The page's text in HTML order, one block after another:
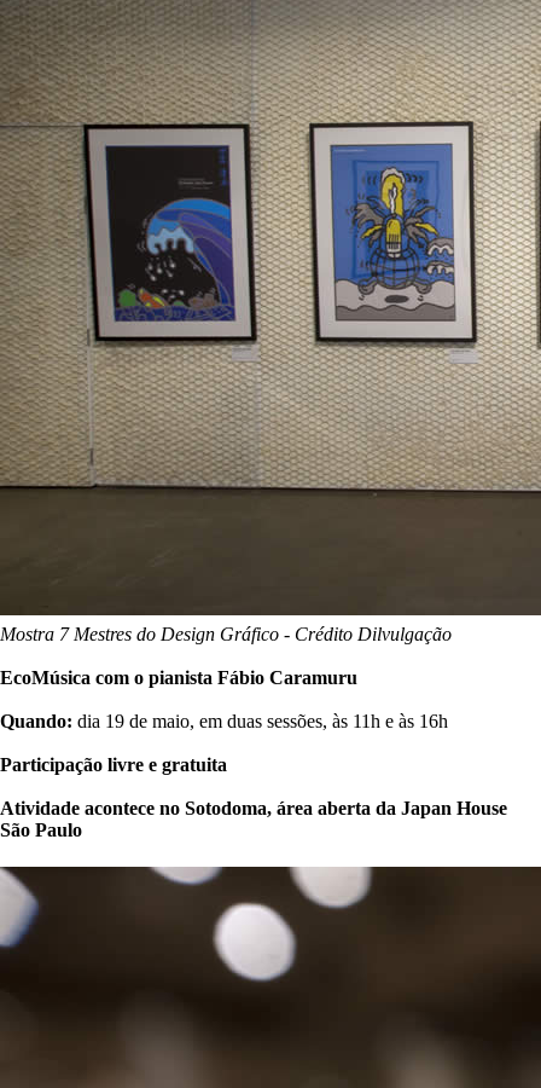
Mostra 7 Mestres do Design Gráfico - Crédito Dilvulgação
EcoMúsica com o pianista Fábio Caramuru
Quando: dia 19 de maio, em duas sessões, às 11h e às 16h
Participação livre e gratuita
Atividade acontece no Sotodoma, área aberta da Japan House
São Paulo